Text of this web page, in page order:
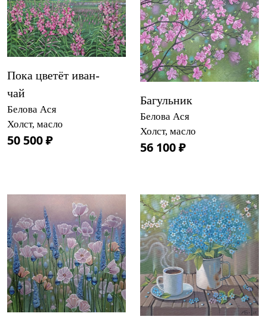
Пока цветёт иван-
чай
Белова Ася
Холст, масло
50 500 ₽
Багульник
Белова Ася
Холст, масло
56 100 ₽